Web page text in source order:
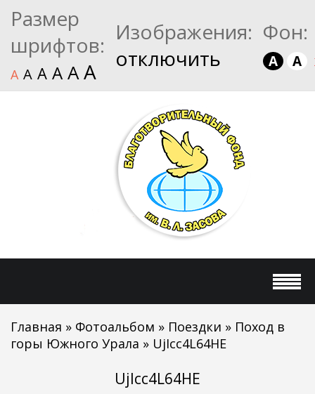
Размер
шрифтов:
A A A A AA
Изображения:
отключить
Фон:
A A
Главная » Фотоальбом » Поездки » Поход в
горы Южного Урала » UjIcc4L64HE
UjIcc4L64HE